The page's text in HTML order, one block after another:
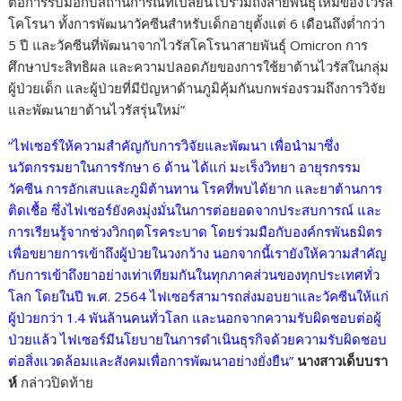
โคโรนา ทั้งการพัฒนาวัคซีนสำหรับเด็กอายุตั้งแต่ 6 เดือนถึงต่ำกว่า
5 ปี และวัคซีนที่พัฒนาจากไวรัสโคโรนาสายพันธุ์ Omicron การ
ศึกษาประสิทธิผล และความปลอดภัยของการใช้ยาต้านไวรัสในกลุ่ม
ผู้ป่วยเด็ก และผู้ป่วยที่มีปัญหาด้านภูมิคุ้มกันบกพร่องรวมถึงการวิจัย
และพัฒนายาต้านไวรัสรุ่นใหม่”
“ไฟเซอร์ให้ความสำคัญกับการวิจัยและพัฒนา เพื่อนำมาซึ่ง
นวัตกรรมยาในการรักษา 6 ด้าน ได้แก่ มะเร็งวิทยา อายุรกรรม
วัคซีน การอักเสบและภูมิต้านทาน โรคที่พบได้ยาก และยาต้านการ
ติดเชื้อ ซึ่งไฟเซอร์ยังคงมุ่งมั่นในการต่อยอดจากประสบการณ์ และ
การเรียนรู้จากช่วงวิกฤตโรคระบาด โดยร่วมมือกับองค์กรพันธมิตร
เพื่อขยายการเข้าถึงผู้ป่วยในวงกว้าง นอกจากนี้เรายังให้ความสำคัญ
กับการเข้าถึงยาอย่างเท่าเทียมกันในทุกภาคส่วนของทุกประเทศทั่ว
โลก โดยในปี พ.ศ. 2564 ไฟเซอร์สามารถส่งมอบยาและวัคซีนให้แก่
ผู้ป่วยกว่า 1.4 พันล้านคนทั่วโลก และนอกจากความรับผิดชอบต่อผู้
ป่วยแล้ว ไฟเซอร์มีนโยบายในการดำเนินธุรกิจด้วยความรับผิดชอบ
ต่อสิ่งแวดล้อมและสังคมเพื่อการพัฒนาอย่างยั่งยืน” นางสาวเด็บบรา
ห์ กล่าวปิดท้าย